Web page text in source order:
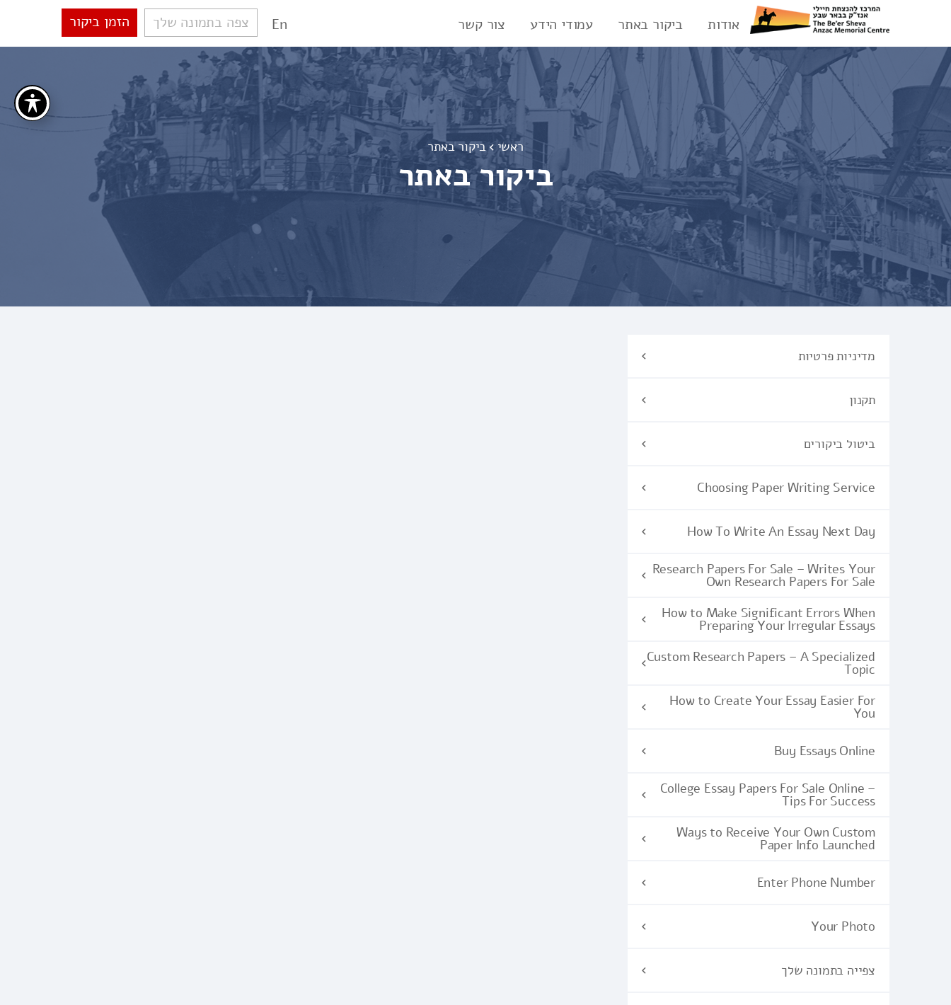
אודות ביקור באתר עמודי הידע צור קשר צפה בתמונה שלך הזמן ביקור En
ראשי ביקור באתר
ביקור באתר
מדיניות פרטיות
תקנון
ביטול ביקורים
Choosing Paper Writing Service
How To Write An Essay Next Day
Research Papers For Sale – Writes Your
Own Research Papers For Sale
How to Make Significant Errors When
Preparing Your Irregular Essays
Custom Research Papers – A Specialized
Topic
How to Create Your Essay Easier For
You
Buy Essays Online
College Essay Papers For Sale Online –
Tips For Success
Ways to Receive Your Own Custom
Paper Info Launched
Enter Phone Number
Your Photo
צפייה בתמונה שלך